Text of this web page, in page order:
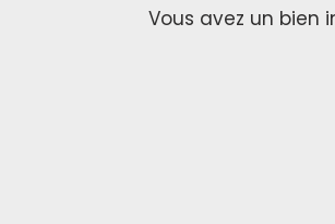
Vous avez un bien